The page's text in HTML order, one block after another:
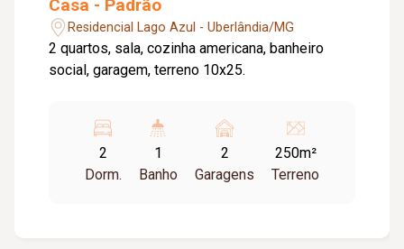
Casa - Padrão
Residencial Lago Azul - Uberlândia/MG
2 quartos, sala, cozinha americana, banheiro
social, garagem, terreno 10x25.
2
Dorm.
1
Banho
2
Garagens
250m²
Terreno